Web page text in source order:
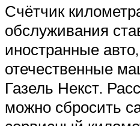
Счётчик
обслуживания
иностранные
отечественные
Газель Некст.
можно сбросить